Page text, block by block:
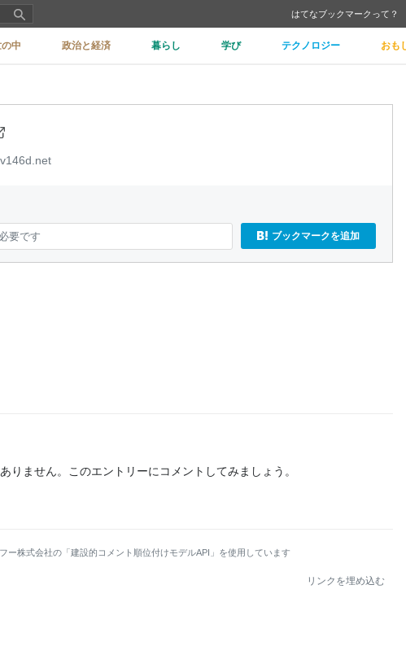
はてなブックマークって？
中 政治と経済 暮らし 学び テクノロジー おも
要です ブックマークを追加
りません。 このエントリーにコメントしてみましょう。
ー株式会社の「建設的コメント順位付けモデルAPI」を使用しています
リンクを埋め込む